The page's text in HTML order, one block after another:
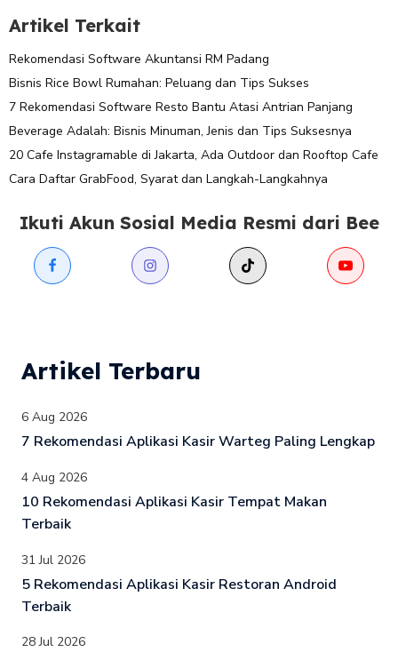
Artikel Terkait
Rekomendasi Software Akuntansi RM Padang
Bisnis Rice Bowl Rumahan: Peluang dan Tips Sukses
7 Rekomendasi Software Resto Bantu Atasi Antrian Panjang
Beverage Adalah: Bisnis Minuman, Jenis dan Tips Suksesnya
20 Cafe Instagramable di Jakarta, Ada Outdoor dan Rooftop Cafe
Cara Daftar GrabFood, Syarat dan Langkah-Langkahnya
Ikuti Akun Sosial Media Resmi dari Bee
Artikel Terbaru
6 Aug 2026
7 Rekomendasi Aplikasi Kasir Warteg Paling Lengkap
4 Aug 2026
10 Rekomendasi Aplikasi Kasir Tempat Makan
Terbaik
31 Jul 2026
5 Rekomendasi Aplikasi Kasir Restoran Android
Terbaik
28 Jul 2026